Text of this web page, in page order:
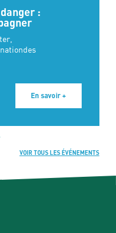
:
En savoir +
VOIR TOUS LES ÉVÉNEMENTS